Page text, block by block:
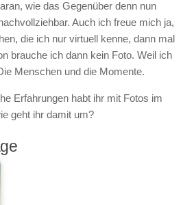
wie das Gegenüber denn nun
Auch ich freue mich ja,
die ich nur virtuell kenne, dann mal
brauche ich dann kein Foto. Weil ich
Menschen und die Momente.
Erfahrungen habt ihr mit Fotos im
geht ihr damit um?